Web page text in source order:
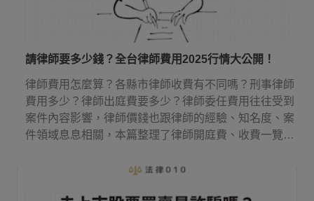
請律師要多少錢？全台律師費用2025行情大公開！
律師費用怎麼算？各縣市律師收費有不同嗎？刑事律師
費用多少？律師出庭費要多少？律師委任費用往往受到
案件內容影響，律師價錢也跟律師的經驗、知名度、案
件領域息息相關，本篇整理了律師開庭費、收費一覽表